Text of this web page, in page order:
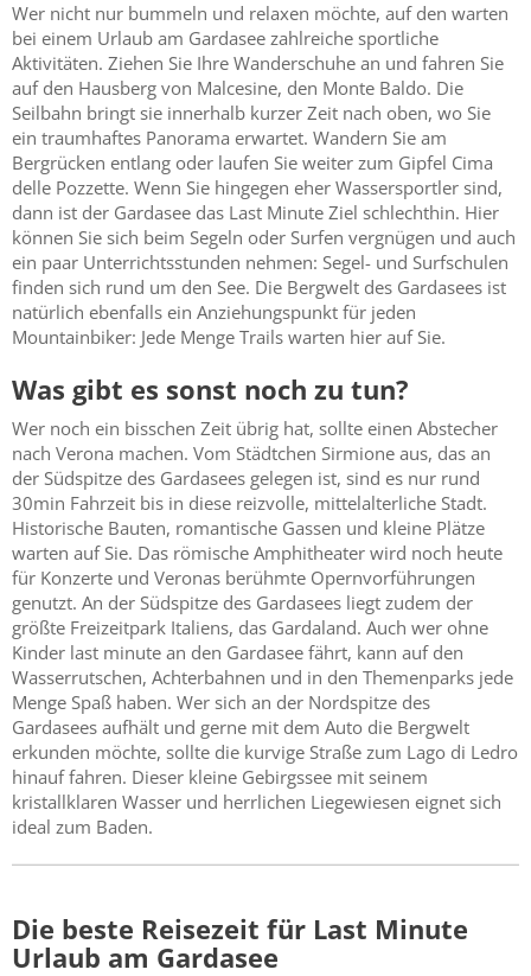
Wer nicht nur bummeln und relaxen möchte, auf den warten
bei einem Urlaub am Gardasee zahlreiche sportliche
Aktivitäten. Ziehen Sie Ihre Wanderschuhe an und fahren Sie
auf den Hausberg von Malcesine, den Monte Baldo. Die
Seilbahn bringt sie innerhalb kurzer Zeit nach oben, wo Sie
ein traumhaftes Panorama erwartet. Wandern Sie am
Bergrücken entlang oder laufen Sie weiter zum Gipfel Cima
delle Pozzette. Wenn Sie hingegen eher Wassersportler sind,
dann ist der Gardasee das Last Minute Ziel schlechthin. Hier
können Sie sich beim Segeln oder Surfen vergnügen und auch
ein paar Unterrichtsstunden nehmen: Segel- und Surfschulen
finden sich rund um den See. Die Bergwelt des Gardasees ist
natürlich ebenfalls ein Anziehungspunkt für jeden
Mountainbiker: Jede Menge Trails warten hier auf Sie.
Was gibt es sonst noch zu tun?
Wer noch ein bisschen Zeit übrig hat, sollte einen Abstecher
nach Verona machen. Vom Städtchen Sirmione aus, das an
der Südspitze des Gardasees gelegen ist, sind es nur rund
30min Fahrzeit bis in diese reizvolle, mittelalterliche Stadt.
Historische Bauten, romantische Gassen und kleine Plätze
warten auf Sie. Das römische Amphitheater wird noch heute
für Konzerte und Veronas berühmte Opernvorführungen
genutzt. An der Südspitze des Gardasees liegt zudem der
größte Freizeitpark Italiens, das Gardaland. Auch wer ohne
Kinder last minute an den Gardasee fährt, kann auf den
Wasserrutschen, Achterbahnen und in den Themenparks jede
Menge Spaß haben. Wer sich an der Nordspitze des
Gardasees aufhält und gerne mit dem Auto die Bergwelt
erkunden möchte, sollte die kurvige Straße zum Lago di Ledro
hinauf fahren. Dieser kleine Gebirgssee mit seinem
kristallklaren Wasser und herrlichen Liegewiesen eignet sich
ideal zum Baden.
Die beste Reisezeit für Last Minute
Urlaub am Gardasee